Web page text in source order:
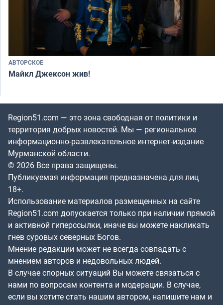
АВТОРСКОЕ
Майкл Джексон жив!
Region51.com — это зона свободная от политики и
территория добрых новостей. Мы — региональное
информационно-развлекательное интернет-издание
Мурманской области.
© 2026 Все права защищены.
Публикуемая информация предназначена для лиц
18+.
Использование материалов размещенных на сайте
Region51.com допускается только при наличии прямой
и активной гиперссылки, иначе вы можете накликать
гнев суровых северных Богов.
Мнение редакции может не всегда совпадать с
мнением авторов и недовольных людей.
В случае спорных ситуаций Вы можете связаться с
нами по вопросам контента и модерации. В случае,
если вы хотите стать нашим автором, напишите нам и